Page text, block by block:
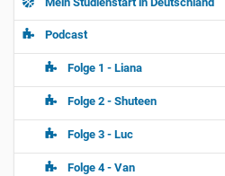
I: Ja, auch gut. Hat das
L: Nee, noch nicht. Erst in drei
I: Klar, es gibt noch ein
Durchatmen, ne? Dann bist
drei Wochen.
N
a
v
a
Podcast
Folge 1 - Liana
Folge 2 - Shuteen
Folge 3 - Luc
Folge 4 - Van